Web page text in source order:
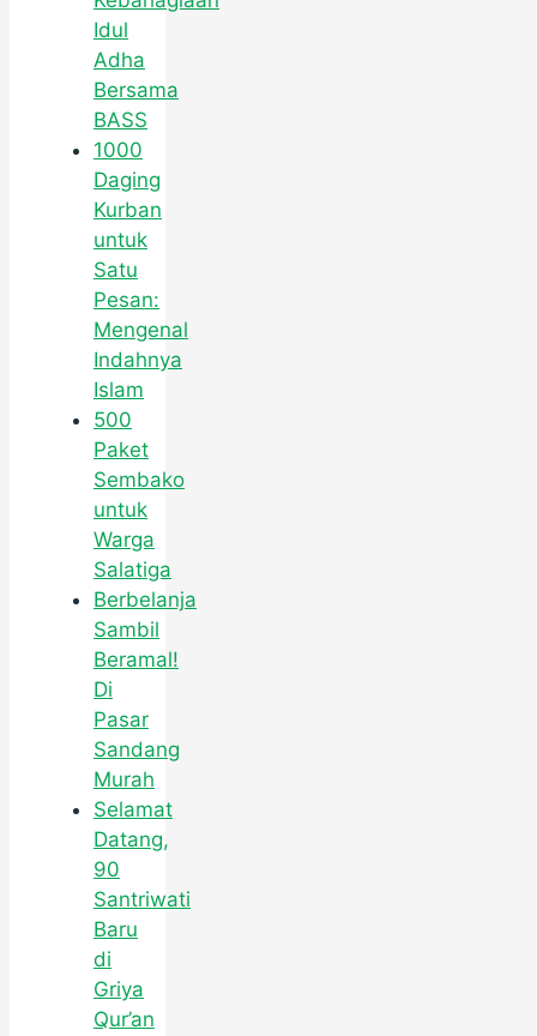
Idul
Adha
Bersama
BASS
1000
Daging
Kurban
untuk
Satu
Pesan:
Mengenal
Indahnya
Islam
500
Paket
Sembako
untuk
Warga
Salatiga
Berbelanja
Sambil
Beramal!
Di
Pasar
Sandang
Murah
Selamat
Datang,
90
Santriwati
Baru
di
Griya
Qur’an